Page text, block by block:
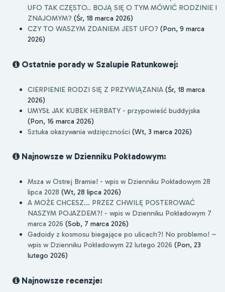
UFO TAK CZĘSTO.. BOJĄ SIĘ O TYM MÓWIĆ RODZINIE I
ZNAJOMYM? (Śr, 18 marca 2026)
CZY TO WASZYM ZDANIEM JEST UFO? (Pon, 9 marca
2026)
Ostatnie porady w Szalupie Ratunkowej:
CIERPIENIE RODZI SIĘ Z PRZYWIĄZANIA (Śr, 18 marca
2026)
UMYSŁ JAK KUBEK HERBATY - przypowieść buddyjska
(Pon, 16 marca 2026)
Sztuka okazywania wdzięczności (Wt, 3 marca 2026)
Najnowsze w Dzienniku Pokładowym:
Msza w Ostrej Bramie! - wpis w Dzienniku Pokładowym 28
lipca 2028 (Wt, 28 lipca 2026)
A MOŻE CHCESZ... PRZEZ CHWILĘ POSTEROWAĆ
NASZYM POJAZDEM?! - wpis w Dzienniku Pokładowym 7
marca 2026 (Sob, 7 marca 2026)
Gadoidy z kosmosu biegające po ulicach?! No problemo! –
wpis w Dzienniku Pokładowym 22 lutego 2026 (Pon, 23
lutego 2026)
Najnowsze recenzje: